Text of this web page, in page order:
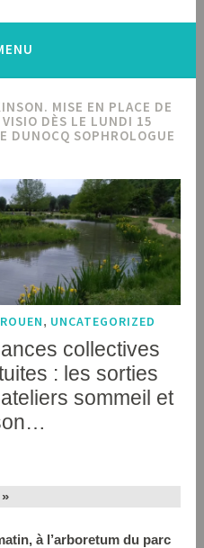
MISE EN PLACE DE
DÈS LE LUNDI 15
DUNOCQ SOPHROLOGUE
, UNCATEGORIZED
collectives
: les sorties
sommeil et
à l’arboretum du parc